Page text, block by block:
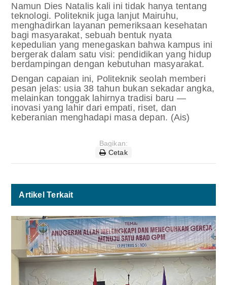
Namun Dies Natalis kali ini tidak hanya tentang
teknologi. Politeknik juga lanjut Mairuhu,
menghadirkan layanan pemeriksaan kesehatan
bagi masyarakat, sebuah bentuk nyata
kepedulian yang menegaskan bahwa kampus ini
bergerak dalam satu visi: pendidikan yang hidup
berdampingan dengan kebutuhan masyarakat.
Dengan capaian ini, Politeknik seolah memberi
pesan jelas: usia 38 tahun bukan sekadar angka,
melainkan tonggak lahirnya tradisi baru —
inovasi yang lahir dari empati, riset, dan
keberanian menghadapi masa depan. (Ais)
Bagikan:
Cetak
Artikel Terkait